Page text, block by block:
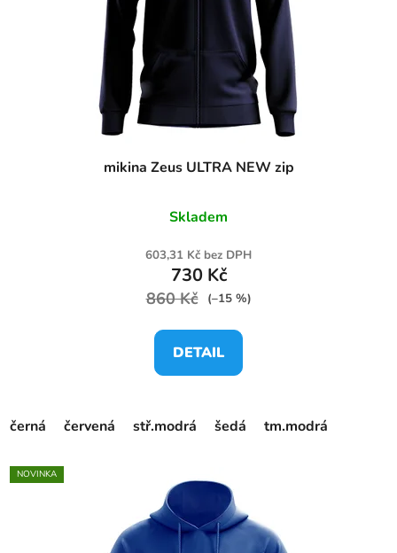
mikina Zeus ULTRA NEW zip
Skladem
603,31 Kč bez DPH
730 Kč
860 Kč (–15 %)
DETAIL
černá červená stř.modrá šedá tm.modrá
NOVINKA